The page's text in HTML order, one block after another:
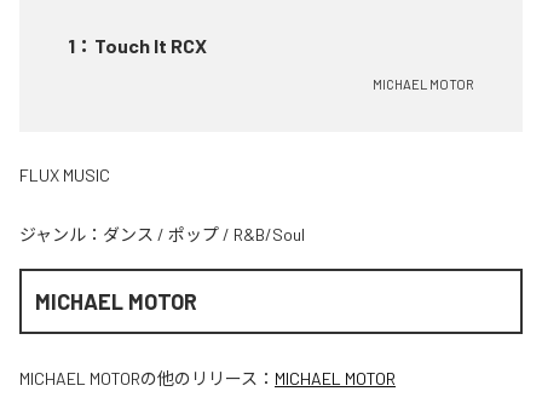
1 ： Touch It RCX
MICHAEL MOTOR
FLUX MUSIC
ジャンル： ダンス / ポップ / R&B/Soul
MICHAEL MOTOR
MICHAEL MOTORの他のリリース： MICHAEL MOTOR